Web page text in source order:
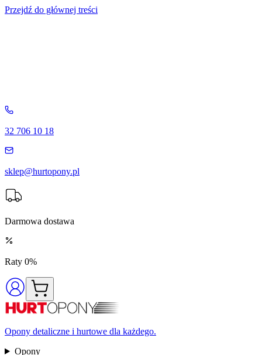
Przejdź do głównej treści
32 706 10 18
sklep@hurtopony.pl
Darmowa dostawa
Raty 0%
Opony detaliczne i hurtowe dla każdego.
Opony